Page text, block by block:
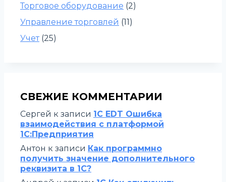
Торговое оборудование (2)
Управление торговлей (11)
Учет(25)
СВЕЖИЕ КОММЕНТАРИИ
Сергей к записи 1C EDT Ошибка
взаимодействия с платформой
1С:Предприятия
Антон к записи Как программно
получить значение дополнительного
реквизита в 1С?